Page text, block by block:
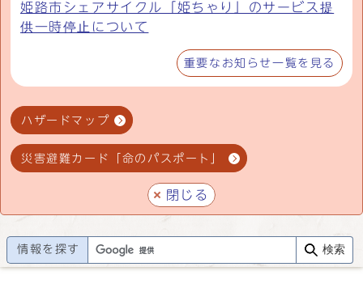
姫路市シェアサイクル「姫ちゃり」のサービス提
供一時停止について
重要なお知らせ一覧を見る
ハザードマップ
災害避難カード「命のパスポート」
閉じる
情報を探す 検索